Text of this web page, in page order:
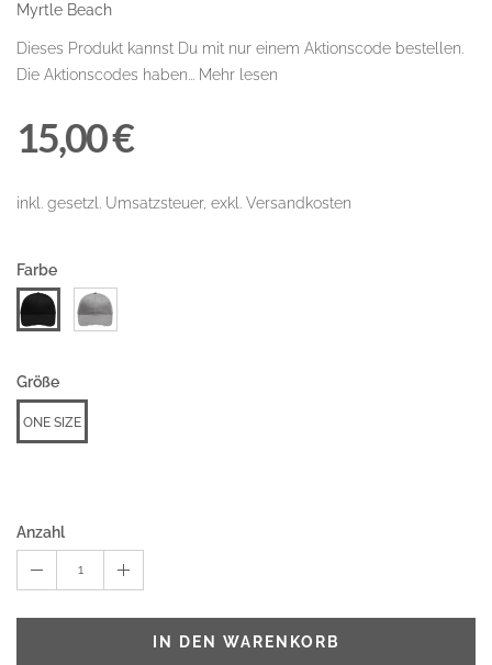
Myrtle Beach
Dieses Produkt kannst Du mit nur einem Aktionscode bestellen.
Die Aktionscodes haben...
Mehr lesen
15,00 €
inkl. gesetzl. Umsatzsteuer, exkl. Versandkosten
Farbe
Größe
ONE SIZE
Anzahl
1
IN DEN WARENKORB